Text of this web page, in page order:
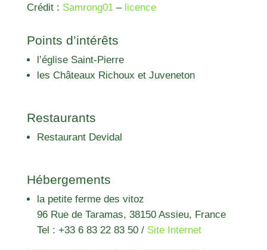
Crédit : Samrong01– licence
Points d’intérêts
l’église Saint-Pierre
les Châteaux Richoux et Juveneton
Restaurants
Restaurant Devidal
Hébergements
la petite ferme des vitoz
96 Rue de Taramas, 38150 Assieu, France
Tel : +33 6 83 22 83 50/ Site Internet